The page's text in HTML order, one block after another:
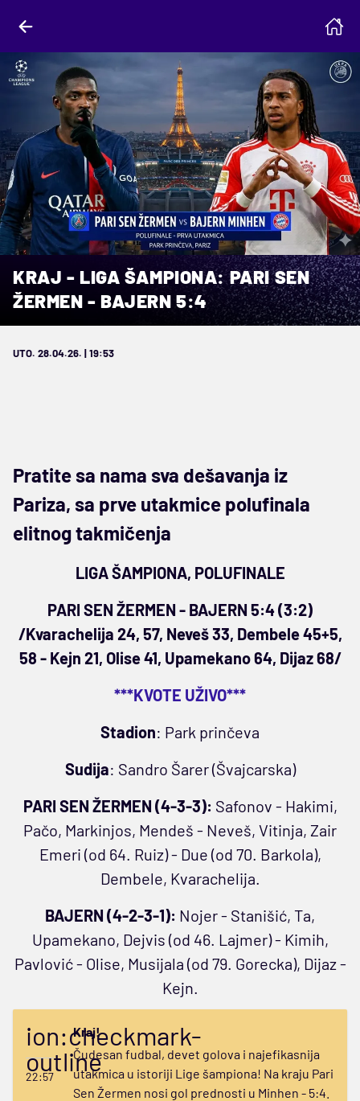
KRAJ - LIGA ŠAMPIONA: PARI SEN
ŽERMEN - BAJERN 5:4
UTO. 28.04.26. | 19:53
Pratite sa nama sva dešavanja iz
Pariza, sa prve utakmice polufinala
elitnog takmičenja
LIGA ŠAMPIONA, POLUFINALE
PARI SEN ŽERMEN - BAJERN 5:4 (3:2)
/Kvarachelija 24, 57, Neveš 33, Dembele 45+5,
58 - Kejn 21, Olise 41, Upamekano 64, Dijaz 68/
***KVOTE UŽIVO***
Stadion: Park prinčeva
Sudija: Sandro Šarer (Švajcarska)
PARI SEN ŽERMEN (4-3-3): Safonov - Hakimi,
Pačo, Markinjos, Mendeš - Neveš, Vitinja, Zair
Emeri (od 64. Ruiz) - Due (od 70. Barkola),
Dembele, Kvarachelija.
BAJERN (4-2-3-1): Nojer - Stanišić, Ta,
Upamekano, Dejvis (od 46. Lajmer) - Kimih,
Pavlović - Olise, Musijala (od 79. Gorecka), Dijaz -
Kejn.
ion:checkmark-
outline
22:57
Kraj!
Čudesan fudbal, devet golova i najefikasnija
utakmica u istoriji Lige šampiona! Na kraju Pari
Sen Žermen nosi gol prednosti u Minhen - 5:4.